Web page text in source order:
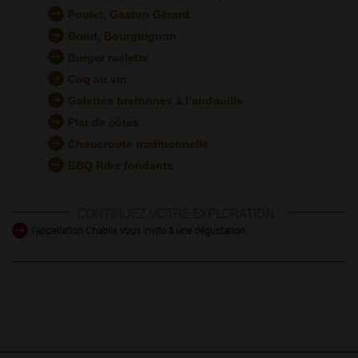
Poulet, Gaston Gérard
Bœuf, Bourguignon
Burger raclette
Coq au vin
Galettes bretonnes à l’andouille
Plat de côtes
Choucroute traditionnelle
BBQ Ribs fondants
CONTINUEZ VOTRE EXPLORATION !